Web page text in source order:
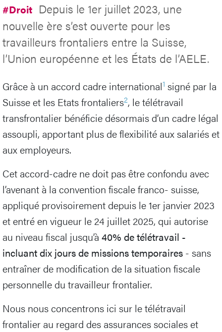
#Droit Depuis le 1er juillet 2023, une
nouvelle ère s’est ouverte pour les
travailleurs frontaliers entre la Suisse,
l’Union européenne et les États de l’AELE.
Grâce à un accord cadre international1 signé par la
Suisse et les Etats frontaliers2, le télétravail
transfrontalier bénéficie désormais d’un cadre légal
assoupli, apportant plus de flexibilité aux salariés et
aux employeurs.
Cet accord-cadre ne doit pas être confondu avec
l’avenant à la convention fiscale franco- suisse,
appliqué provisoirement depuis le 1er janvier 2023
et entré en vigueur le 24 juillet 2025, qui autorise
au niveau fiscal jusqu’à 40% de télétravail -
incluant dix jours de missions temporaires - sans
entraîner de modification de la situation fiscale
personnelle du travailleur frontalier.
Nous nous concentrons ici sur le télétravail
frontalier au regard des assurances sociales et